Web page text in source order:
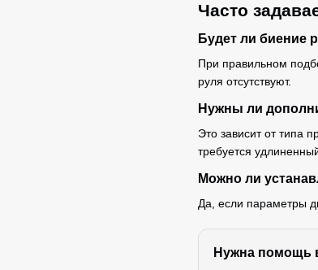
Часто
Будет ли биение
При правильном
руля отсутствуют.
Нужны ли
Это зависит от типа
требуется
Можно ли
Да, если параметры
Нужна помощь